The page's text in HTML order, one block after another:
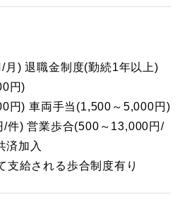
) 退職金制度(勤続1年以上)
円)
円) 車両手当(1,500～5,000円)
件) 営業歩合(500～13,000円/
済加入
給される歩合制度有り